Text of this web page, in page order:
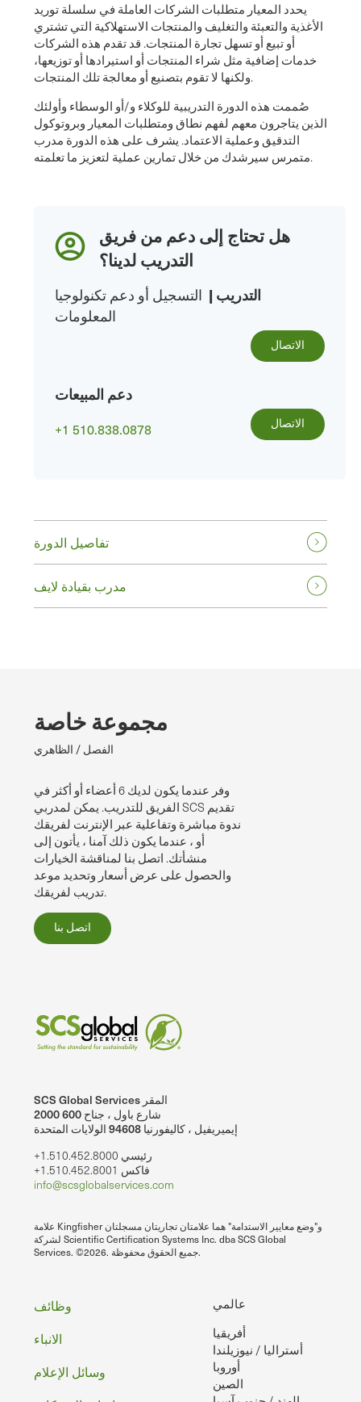
يحدد المعيار متطلبات الشركات العاملة في سلسلة توريد
الأغذية والتعبئة والتغليف والمنتجات الاستهلاكية التي تشتري
أو تبيع أو تسهل تجارة المنتجات. قد تقدم هذه الشركات
خدمات إضافية مثل شراء المنتجات أو استيرادها أو توزيعها،
ولكنها لا تقوم بتصنيع أو معالجة تلك المنتجات.
صُممت هذه الدورة التدريبية للوكلاء و/أو الوسطاء وأولئك
الذين يتاجرون معهم لفهم نطاق ومتطلبات المعيار وبروتوكول
التدقيق وعملية الاعتماد. يشرف على هذه الدورة مدرب
متمرس سيرشدك من خلال تمارين عملية لتعزيز ما تعلمته.
هل تحتاج إلى دعم من فريق
التدريب لدينا؟
التدريب | التسجيل أو دعم تكنولوجيا
المعلومات
الاتصال
دعم المبيعات
+1 510.838.0878 الاتصال
تفاصيل الدورة
مدرب بقيادة لايف
مجموعة خاصة
الفصل / الظاهري
وفر عندما يكون لديك 6 أعضاء أو أكثر في
الفريق للتدريب. يمكن لمدربي SCS تقديم
ندوة مباشرة وتفاعلية عبر الإنترنت لفريقك
أو ، عندما يكون ذلك آمنا ، يأتون إلى
منشأتك. اتصل بنا لمناقشة الخيارات
والحصول على عرض أسعار وتحديد موعد
تدريب لفريقك.
اتصل بنا
SCS Global Services المقر
2000 شارع باول ، جناح 600
إيميريفيل ، كاليفورنيا 94608 الولايات المتحدة
+1.510.452.8000 رئيسي
+1.510.452.8001 فاكس
info@scsglobalservices.com
علامة Kingfisher و"وضع معايير الاستدامة" هما علامتان تجاريتان مسجلتان
لشركة Scientific Certification Systems Inc. dba SCS Global
Services. ©2026. جميع الحقوق محفوظة.
عالمي
أفريقيا
أستراليا / نيوزيلندا
أوروبا
الصين
تذييل
الصفحه
وظائف
الانباء
وسائل الإعلام